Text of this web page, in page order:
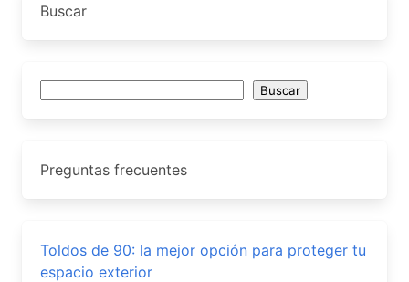
Buscar
Buscar
Preguntas frecuentes
Toldos de 90: la mejor opción para proteger tu
espacio exterior